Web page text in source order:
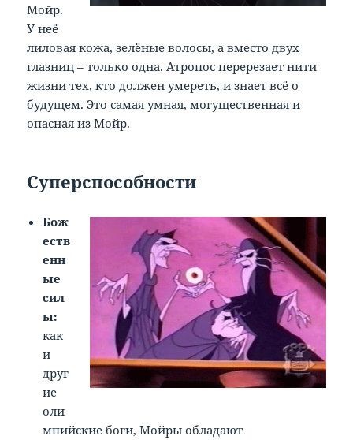
Мойр.
У неё
лиловая кожа, зелёные волосы, а вместо двух
глазниц – только одна. Атропос перерезает нити
жизни тех, кто должен умереть, и знает всё о
будущем. Это самая умная, могущественная и
опасная из Мойр.
Суперспособности
Бож
еств
енн
ые
сил
ы:
как
и
друг
ие
оли
мпийские боги, Мойры обладают